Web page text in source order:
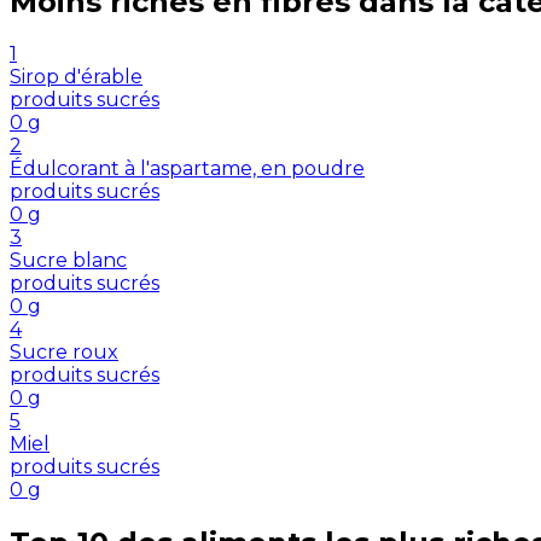
1
Sirop d'érable
produits sucrés
0 g
2
Édulcorant à l'aspartame, en poudre
produits sucrés
0 g
3
Sucre blanc
produits sucrés
0 g
4
Sucre roux
produits sucrés
0 g
5
Miel
produits sucrés
0 g